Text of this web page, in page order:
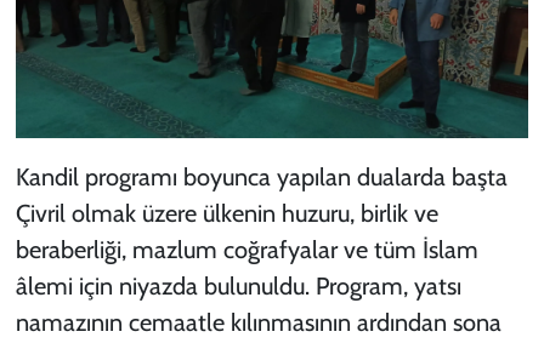
Kandil programı boyunca yapılan dualarda başta
Çivril olmak üzere ülkenin huzuru, birlik ve
beraberliği, mazlum coğrafyalar ve tüm İslam
âlemi için niyazda bulunuldu. Program, yatsı
namazının cemaatle kılınmasının ardından sona